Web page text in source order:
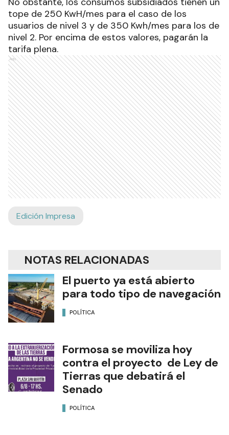
tope de 250 KwH/mes para el caso de los
usuarios de nivel 3 y de 350 Kwh/mes para los de
nivel 2. Por encima de estos valores, pagarán la
tarifa plena.
Ads
Edición Impresa
NOTAS RELACIONADAS
El puerto ya está abierto
para todo tipo de navegación
POLÍTICA
Formosa se moviliza hoy
contra el proyecto de Ley de
Tierras que debatirá el
Senado
POLÍTICA